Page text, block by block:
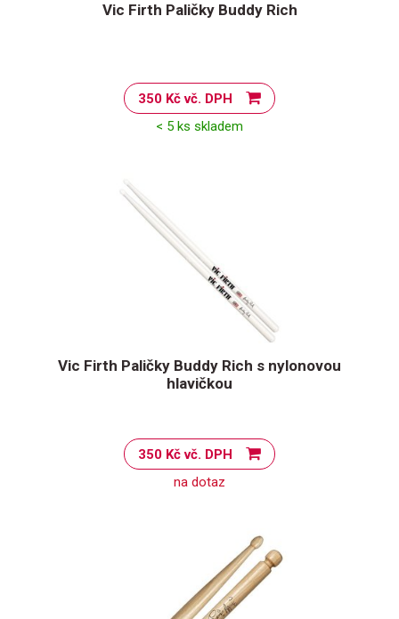
Vic Firth Paličky Buddy Rich
350 Kč vč. DPH
< 5 ks skladem
Vic Firth Paličky Buddy Rich s nylonovou
hlavičkou
350 Kč vč. DPH
na dotaz